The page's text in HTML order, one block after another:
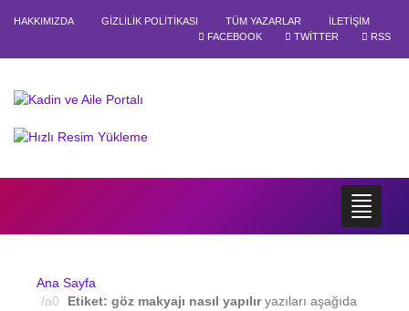
HAKKIMIZDA GIZLILIK POLITIKASI TÜM YAZARLAR
İLETIŞIM
FACEBOOK
TWITTER RSS
Ana Sayfa
Etiket: göz makyajı nasıl yapılıryazıları aşağıda